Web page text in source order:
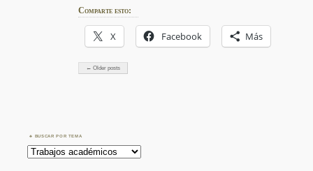
Comparte esto:
X Facebook Más
← Older posts
BUSCAR POR TEMA
Buscar
Tema